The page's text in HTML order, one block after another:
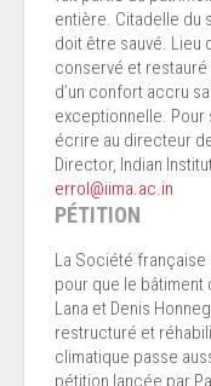
entière. Citadelle du
doit être sauvé. Lieu
conservé et
d’un confort accru
exceptionnelle.
écrire au directeur
Director, Indian
errol@iima.ac.in
PÉTITION
La Société française
pour que le bâtiment
Lana et Denis
restructuré et
climatique passe
pétition lancée par